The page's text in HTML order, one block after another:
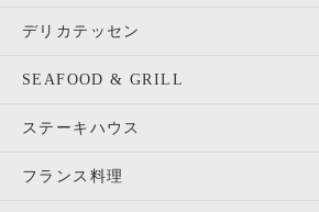
デリカテッセン
SEAFOOD & GRILL
ステーキハウス
フランス料理